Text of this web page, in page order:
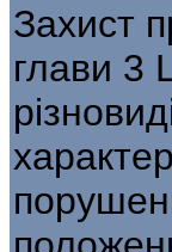
Захист
гла­ви 3